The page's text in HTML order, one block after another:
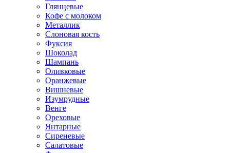
Глянцевые
Кофе с молоком
Металлик
Слоновая кость
Фуксия
Шоколад
Шампань
Оливковые
Оранжевые
Вишневые
Изумрудные
Венге
Ореховые
Янтарные
Сиреневые
Салатовые